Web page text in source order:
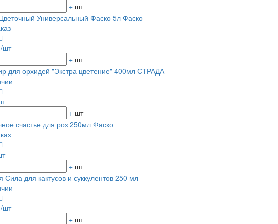
+ шт
Универсальный Фаско 5л Фаско
/шт
+ шт
для орхидей "Экстра цветение" 400мл СТРАДА
+ шт
счастье для роз 250мл Фаско
+ шт
Сила для кактусов и суккулентов 250 мл
/шт
+ шт